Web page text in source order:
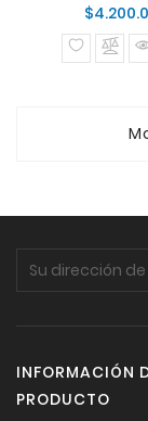
INFORMACIÓN
PRODUCTO